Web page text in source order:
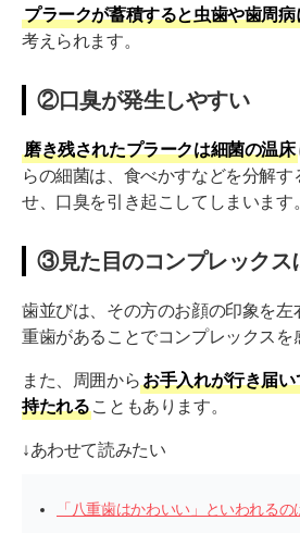
プラークが蓄積すると虫歯や歯周病
考えられます。
②口臭が発生しやすい
磨き残されたプラークは細菌の温床
らの細菌は、食べかすなどを分解す
せ、口臭を引き起こしてしまいます。
③見た目のコンプレックス
歯並びは、その方のお顔の印象を左
重歯があることでコンプレックスを
また、周囲から お手入れが行き届
持たれる こともあります。
↓あわせて読みたい
「八重歯はかわいい」といわれる